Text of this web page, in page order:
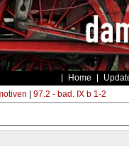
Home
97.2 - bad. IX b 1-2